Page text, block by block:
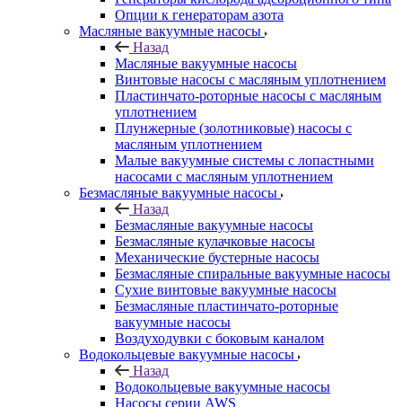
Опции к генераторам азота
Масляные вакуумные насосы
Назад
Масляные вакуумные насосы
Винтовые насосы с масляным уплотнением
Пластинчато-роторные насосы с масляным
уплотнением
Плунжерные (золотниковые) насосы с
масляным уплотнением
Малые вакуумные системы с лопастными
насосами с масляным уплотнением
Безмасляные вакуумные насосы
Назад
Безмасляные вакуумные насосы
Безмасляные кулачковые насосы
Механические бустерные насосы
Безмасляные спиральные вакуумные насосы
Сухие винтовые вакуумные насосы
Безмасляные пластинчато-роторные
вакуумные насосы
Воздуходувки с боковым каналом
Водокольцевые вакуумные насосы
Назад
Водокольцевые вакуумные насосы
Насосы серии AWS